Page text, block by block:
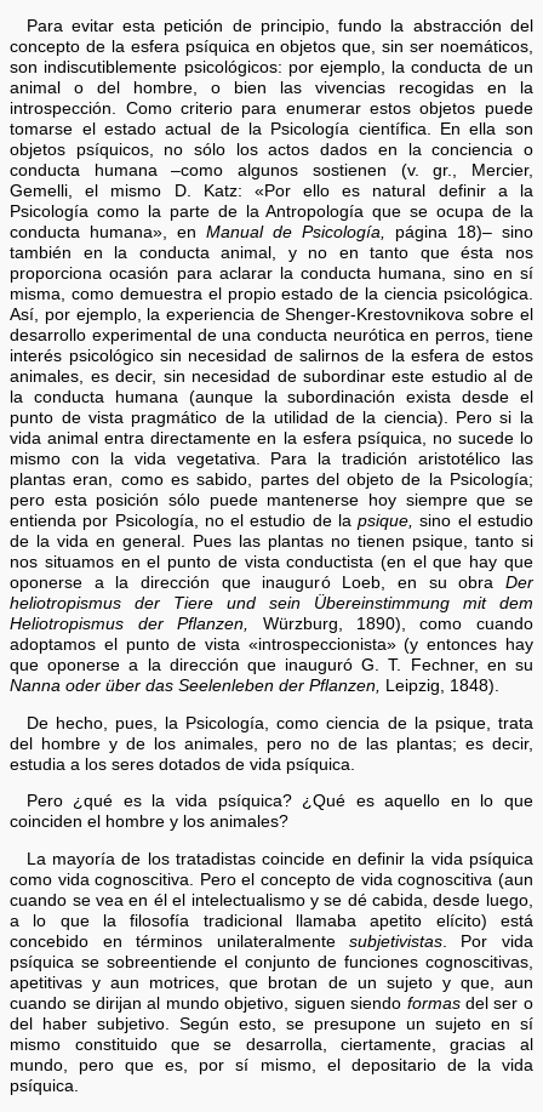
Para evitar esta petición de principio, fundo la abstracción del
concepto de la esfera psíquica en objetos que, sin ser noemáticos,
son indiscutiblemente psicológicos: por ejemplo, la conducta de un
animal o del hombre, o bien las vivencias recogidas en la
introspección. Como criterio para enumerar estos objetos puede
tomarse el estado actual de la Psicología científica. En ella son
objetos psíquicos, no sólo los actos dados en la conciencia o
conducta humana –como algunos sostienen (v. gr., Mercier,
Gemelli, el mismo D. Katz: «Por ello es natural definir a la
Psicología como la parte de la Antropología que se ocupa de la
conducta humana», enManual de Psicología, página 18)– sino
también en la conducta animal, y no en tanto que ésta nos
proporciona ocasión para aclarar la conducta humana, sino en sí
misma, como demuestra el propio estado de la ciencia psicológica.
Así, por ejemplo, la experiencia de Shenger-Krestovnikova sobre el
desarrollo experimental de una conducta neurótica en perros, tiene
interés psicológico sin necesidad de salirnos de la esfera de estos
animales, es decir, sin necesidad de subordinar este estudio al de
la conducta humana (aunque la subordinación exista desde el
punto de vista pragmático de la utilidad de la ciencia). Pero si la
vida animal entra directamente en la esfera psíquica, no sucede lo
mismo con la vida vegetativa. Para la tradición aristotélico las
plantas eran, como es sabido, partes del objeto de la Psicología;
pero esta posición sólo puede mantenerse hoy siempre que se
entienda por Psicología, no el estudio de lapsique, sino el estudio
de la vida en general. Pues las plantas no tienen psique, tanto si
nos situamos en el punto de vista conductista (en el que hay que
oponerse a la dirección que inauguró Loeb, en su obra Der
heliotropismus der Tiere und sein Übereinstimmung mit dem
Heliotropismus der Pflanzen, Würzburg, 1890), como cuando
adoptamos el punto de vista «introspeccionista» (y entonces hay
que oponerse a la dirección que inauguró G. T. Fechner, en su
Nanna oder über das Seelenleben der Pflanzen, Leipzig, 1848).
De hecho, pues, la Psicología, como ciencia de la psique, trata
del hombre y de los animales, pero no de las plantas; es decir,
estudia a los seres dotados de vida psíquica.
Pero ¿qué es la vida psíquica? ¿Qué es aquello en lo que
coinciden el hombre y los animales?
La mayoría de los tratadistas coincide en definir la vida psíquica
como vida cognoscitiva. Pero el concepto de vida cognoscitiva (aun
cuando se vea en él el intelectualismo y se dé cabida, desde luego,
a lo que la filosofía tradicional llamaba apetito elícito) está
concebido en términos unilateralmente subjetivistas. Por vida
psíquica se sobreentiende el conjunto de funciones cognoscitivas,
apetitivas y aun motrices, que brotan de un sujeto y que, aun
cuando se dirijan al mundo objetivo, siguen siendo formasdel ser o
del haber subjetivo. Según esto, se presupone un sujeto en sí
mismo constituido que se desarrolla, ciertamente, gracias al
mundo, pero que es, por sí mismo, el depositario de la vida
psíquica.